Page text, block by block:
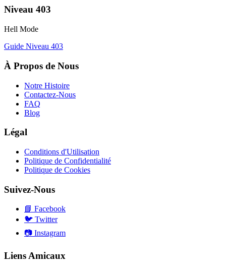
Niveau 403
Hell Mode
Guide Niveau 403
À Propos de Nous
Notre Histoire
Contactez-Nous
FAQ
Blog
Légal
Conditions d'Utilisation
Politique de Confidentialité
Politique de Cookies
Suivez-Nous
📘 Facebook
🐦 Twitter
📷 Instagram
Liens Amicaux